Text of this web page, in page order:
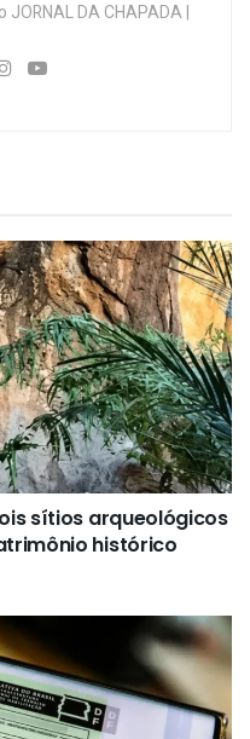
DA CHAPADA |
sítios arqueológicos
histórico